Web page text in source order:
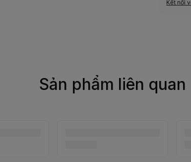
Kết nối
Sản phẩm liên quan